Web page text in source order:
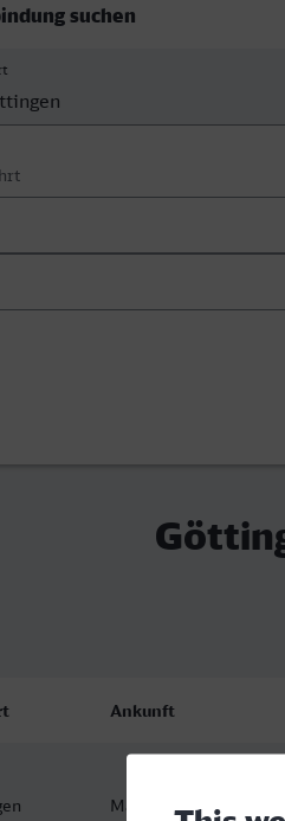
suchen
der Hinfahrt
der Hinfahrt
Ankunft
Marseille-St-Charles